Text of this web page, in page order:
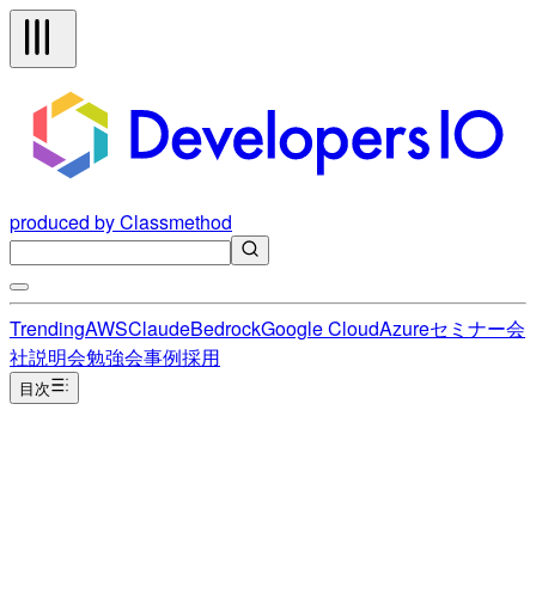
produced by Classmethod
TrendingAWSClaudeBedrockGoogle CloudAzureセミナー会
社説明会勉強会事例採用
目次